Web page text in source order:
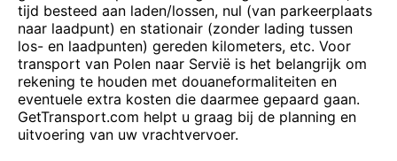
tijd besteed aan laden/lossen, nul (van parkeerplaats
naar laadpunt) en stationair (zonder lading tussen
los- en laadpunten) gereden kilometers, etc. Voor
transport van Polen naar Servië is het belangrijk om
rekening te houden met douaneformaliteiten en
eventuele extra kosten die daarmee gepaard gaan.
GetTransport.com helpt u graag bij de planning en
uitvoering van uw vrachtvervoer.